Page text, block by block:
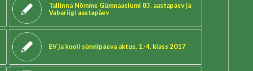
Tallinna Nõmme Gümnaasiumi 83. aastapäev ja
Vabariigi aastapäev
EV ja kooli sünnipäeva aktus, 1.-4. klass 2017